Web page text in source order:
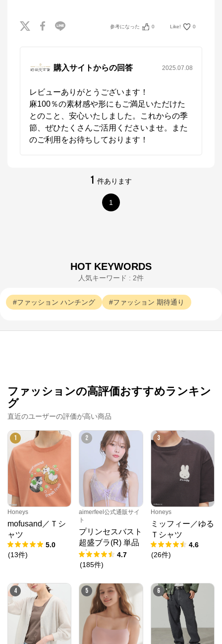
参考になった 0 Like! 0
購入サイトからの回答 2025.07.08
レビューありがとうございます！
麻100％の素材感や形にもご満足いただけた
とのこと、安心いたしました。これからの季
節、ぜひたくさんご活用くださいませ。また
のご利用をお待ちしております！
1 件あります
1
HOT KEYWORDS
人気キーワード : 2件
ファッション ハンチング ファッション 期待通り
ファッションの高評価おすすめランキン
グ
直近のユーザーの評価が高い商品
1
Honeys
mofusand／Ｔシ
ャツ
5.0
(13件)
2
aimerfeel公式通販サイ
ト
プリンセスバスト
超盛ブラ(R) 単品
ブラジャー4.7
(185件)
3
Honeys
ミッフィー／ゆる
Ｔシャツ
4.6
(26件)
4 5 6